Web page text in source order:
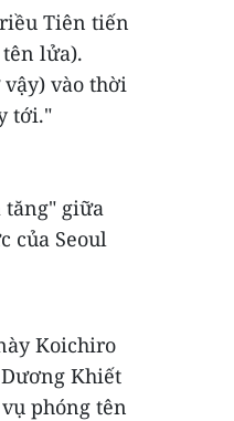
Tiên tiến
lửa).
vào thời
tới."
tăng" giữa
của Seoul
Koichiro
Khiết
phóng tên